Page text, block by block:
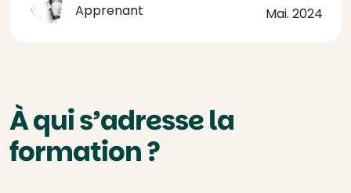
Apprenant Mai. 2024
À qui s’adresse la
formation ?